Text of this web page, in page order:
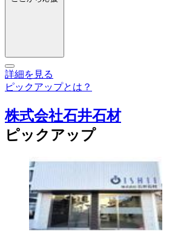
詳細を見る
ピックアップとは？
株式会社石井石材
ピックアップ